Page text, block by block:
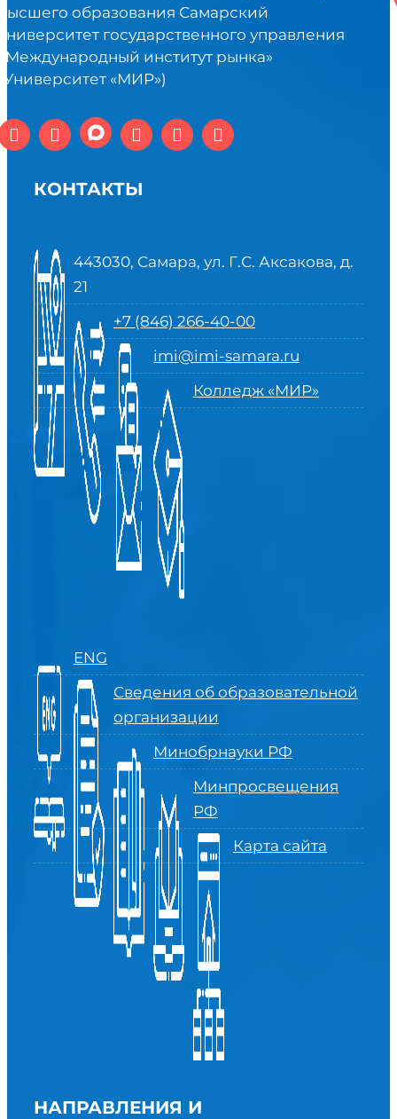
образования Самарский
государственного управления
институт рынка»
«МИР»)
КОНТАКТЫ
443030, Самара, ул. Г.С. Аксакова, д.
21
+7 (846) 266-40-00
imi@imi-samara.ru
Колледж «МИР»
ENG
Сведения об образовательной
организации
Минобрнауки РФ
Минпросвещения
РФ
Карта сайта
НАПРАВЛЕНИЯ И